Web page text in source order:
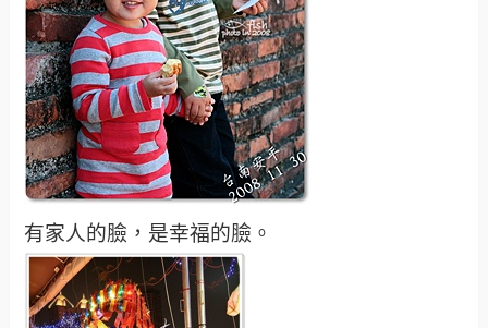
有家人的臉，是幸福的臉。